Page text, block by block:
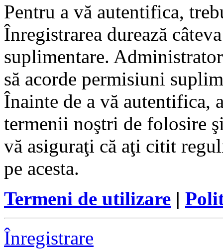
Pentru a vă autentifica,
Înregistrarea durează
suplimentare.
să acorde permisiuni
Înainte de a vă autentifica,
termenii noştri de folosire
vă asiguraţi că aţi citit
pe acesta.
Termeni de utilizare |
Înregistrare